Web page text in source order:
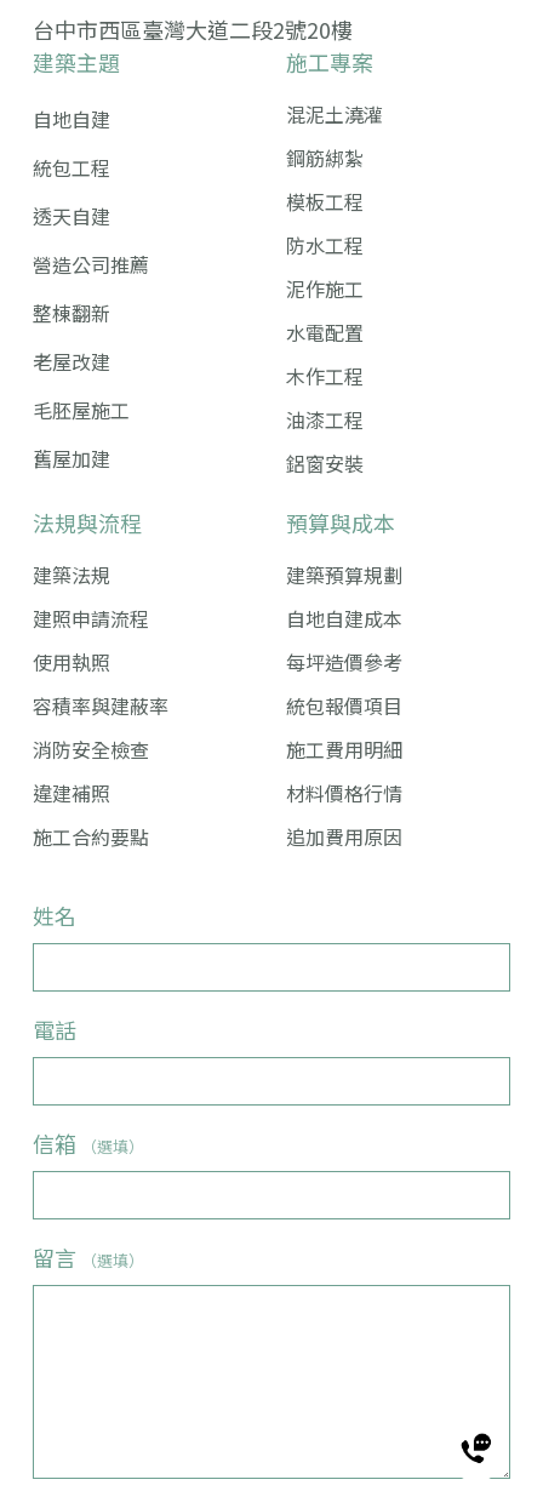
台中市西區臺灣大道二段2號20樓
建築主題
自地自建
統包工程
透天自建
營造公司推薦
整棟翻新
老屋改建
毛胚屋施工
舊屋加建
施工專案
混泥土澆灌
鋼筋綁紮
模板工程
防水工程
泥作施工
水電配置
木作工程
油漆工程
鋁窗安裝
法規與流程
建築法規
建照申請流程
使用執照
容積率與建蔽率
消防安全檢查
違建補照
施工合約要點
預算與成本
建築預算規劃
自地自建成本
每坪造價參考
統包報價項目
施工費用明細
材料價格行情
追加費用原因
姓名
電話
信箱 （選填）
留言 （選填）